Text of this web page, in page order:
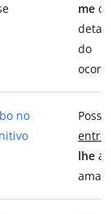
me os
do
no
Posso
lhe a